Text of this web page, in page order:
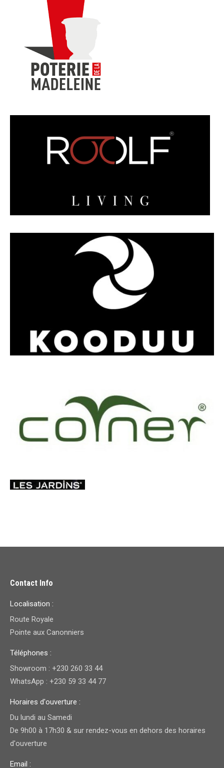
Contact Info
Localisation :
Route Royale
Pointe aux Canonniers
Téléphones :
Showroom : +230 260 33 44
WhatsApp : +230 59 33 44 77
Horaires d'ouverture :
Du lundi au Samedi
De 9h00 à 17h30 & sur rendez-vous en dehors des horaires
d'ouverture
Email :